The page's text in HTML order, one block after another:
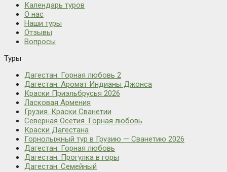
Календарь туров
О нас
Наши туры
Отзывы
Вопросы
Туры
Дагестан. Горная любовь 2
Дагестан. Аромат Индианы Джонса
Краски Приэльбрусья 2026
Ласковая Армения
Грузия. Краски Сванетии
Северная Осетия. Горная любовь
Краски Дагестана
Горнолыжный тур в Грузию — Сванетию 2026
Дагестан. Горная любовь
Дагестан. Прогулка в горы
Дагестан. Семейный